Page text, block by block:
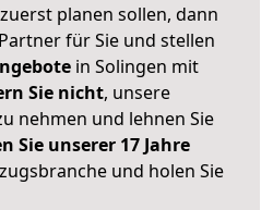
planen sollen, dann
für Sie und stellen
in Solingen mit
Sie nicht, unsere
nehmen und lehnen Sie
Sie unserer 17 Jahre
und holen Sie